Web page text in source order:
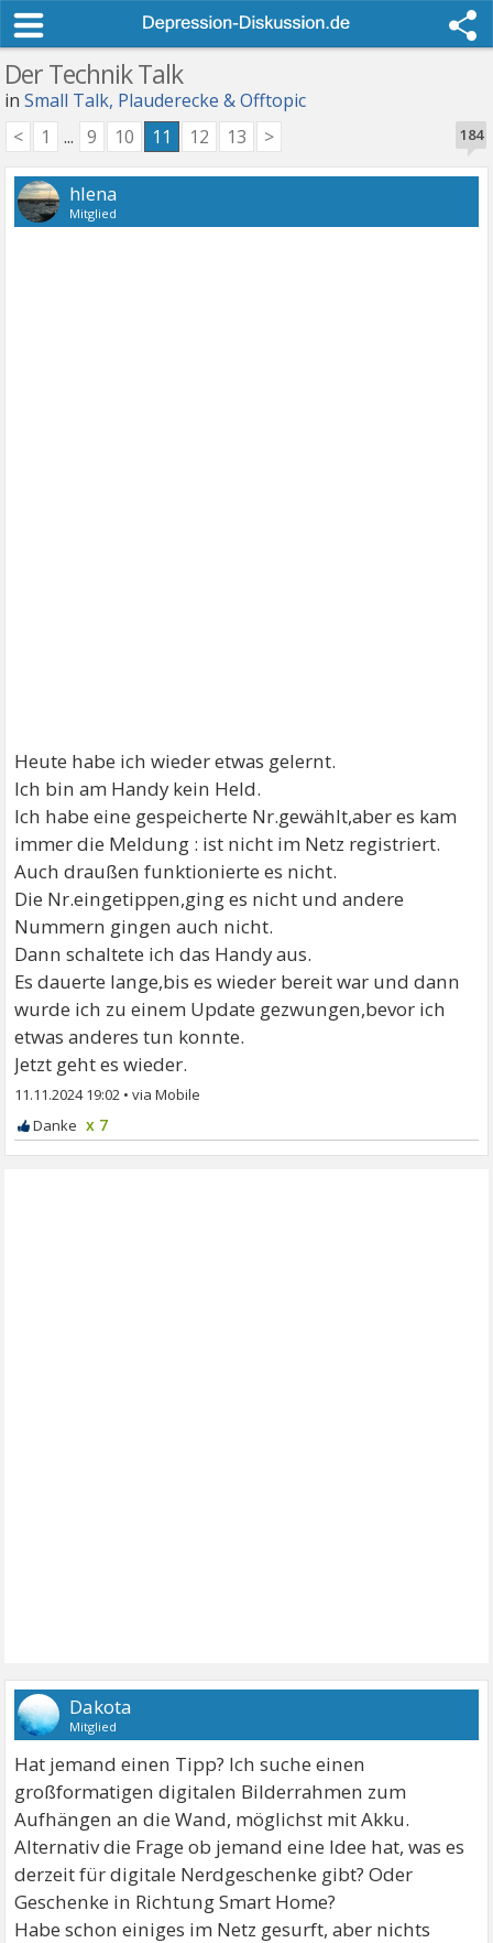
Der Technik Talk
inSmall Talk, Plauderecke & Offtopic
184
< 1 ... 9 10 11 12 13 >
hlena
Mitglied
Heute habe ich wieder etwas gelernt.
Ich bin am Handy kein Held.
Ich habe eine gespeicherte Nr.gewählt,aber es kam
immer die Meldung : ist nicht im Netz registriert.
Auch draußen funktionierte es nicht.
Die Nr.eingetippen,ging es nicht und andere
Nummern gingen auch nicht.
Dann schaltete ich das Handy aus.
Es dauerte lange,bis es wieder bereit war und dann
wurde ich zu einem Update gezwungen,bevor ich
etwas anderes tun konnte.
Jetzt geht es wieder.
11.11.2024 19:02 •
x 7
Dakota
Mitglied
Hat jemand einen Tipp? Ich suche einen
großformatigen digitalen Bilderrahmen zum
Aufhängen an die Wand, möglichst mit Akku.
Alternativ die Frage ob jemand eine Idee hat, was es
derzeit für digitale Nerdgeschenke gibt? Oder
Geschenke in Richtung Smart Home?
Habe schon einiges im Netz gesurft, aber nichts